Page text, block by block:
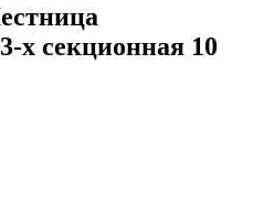
х секционная 10